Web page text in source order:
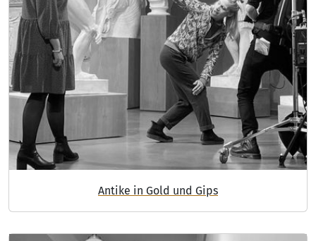
Antike in Gold und Gips